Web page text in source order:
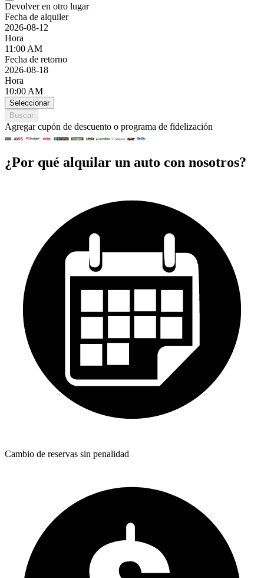
Devolver en otro lugar
Fecha de alquiler
2026-08-12
Hora
11:00 AM
Fecha de retorno
2026-08-18
Hora
10:00 AM
Seleccionar
Buscar
Agregar cupón de descuento o programa de fidelización
¿Por qué alquilar un auto con nosotros?
Cambio de reservas sin penalidad